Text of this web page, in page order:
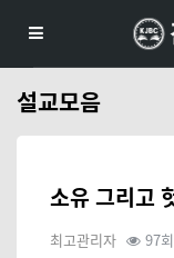
설교모음
소유 그리고
최고관리자 97회